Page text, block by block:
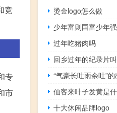
竞
专
市
烫金logo怎么做
过年吃猪肉吗
回乡过年的纪录片
“气豪长吐雨余吐”
仙客来叶子发黄是
十大休闲品牌logo